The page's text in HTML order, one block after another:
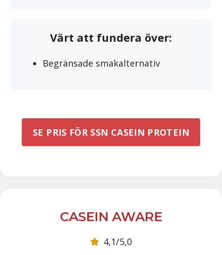
Värt att fundera över:
Begränsade smakalternativ
SE PRIS FÖR SSN CASEIN PROTEIN
CASEIN AWARE
4,1/5,0